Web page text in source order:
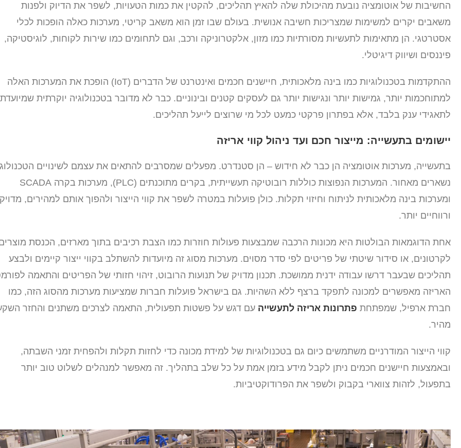
החשיבות של אוטומציה נובעת מהיכולת שלה להאיץ תהליכים, להקטין את כמות הטעויות, לשפר את הדיוק ולפנות
משאבים יקרים למשימות שמצריכות חשיבה אנושית. בעולם שבו זמן הוא משאב קריטי, מערכות כאלה הופכות לכלי
אסטרטגי. הן מתאימות לתעשיות מסורתיות כמו מזון, אלקטרוניקה ורכב, וגם לתחומים כמו שירות לקוחות, לוגיסטיקה,
פיננסים ושיווק דיגיטלי.
ההתקדמות בטכנולוגיות כמו בינה מלאכותית, חיישנים חכמים ואינטרנט של הדברים (IoT) הופכת את המערכות האלה
למתוחכמות יותר, גמישות יותר ונגישות יותר גם לעסקים קטנים ובינוניים. כבר לא מדובר בטכנולוגיה יוקרתית שמיועדת
לתאגידי ענק בלבד, אלא בפתרון פרקטי כמעט לכל מי שרוצים לייעל תהליכים.
יישומים בתעשייה: מייצור חכם ועד ניהול קווי אריזה
בתעשייה, מערכות אוטומציה הן כבר לא חידוש – הן סטנדרט. מפעלים שמסרבים להתאים את עצמם לשינויים
נשארים מאחור. המערכות הנפוצות כוללות רובוטיקה תעשייתית, בקרים מתוכנתים (PLC), מערכות בקרה SCADA
ומערכות בינה מלאכותית לניתוח וחיזוי תקלות. כולן פועלות במטרה לשפר את קווי הייצור ולהפוך אותם למהירים,
ורווחיים יותר.
אחת הדוגמאות הבולטות היא מכונות הרכבה שמבצעות פעולות חוזרות כמו הצבת רכיבים בתוך מארזים, הכנסת
לקרטונים, או סידור שיטתי של פריטים לפי סדר מסוים. מערכות מסוג זה מיועדות להשתלב בקווי ייצור קיימים ולבצע
תהליכים שבעבר דרשו עבודה ידנית ממושכת. תכנון מדויק של תנועות הרובוט, זיהוי חזותי של הפריטים והתאמה
האריזה מאפשרים למכונה לתפקד ברצף ללא השהיות. גם בישראל פועלות חברות שמציעות מערכות מהסוג הזה, כמו
חברת ארפיל, שמפתחת פתרונות אריזה לתעשייה עם דגש על פשטות תפעולית, התאמה לצרכים משתנים והחזר
מהיר.
קווי הייצור המודרניים משתמשים כיום גם בטכנולוגיות של למידת מכונה כדי לחזות תקלות ולהפחית זמני השבתה,
ובאמצעות חיישנים חכמים ניתן לקבל מידע בזמן אמת על כל שלב בתהליך. זה מאפשר למנהלים לשלוט טוב יותר
בתפעול, לזהות צווארי בקבוק ולשפר את הפרודוקטיביות.